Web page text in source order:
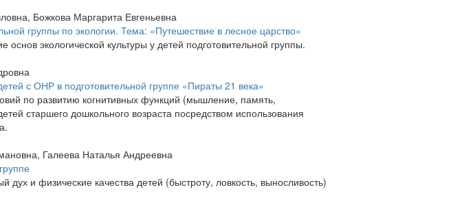
Божкова Маргарита Евгеньевна
группы по экологии. Тема: «Путешествие в лесное царство»
экологической культуры у детей подготовительной группы.
с ОНР в подготовительной группе «Пираты 21 века»
по развитию когнитивных функций (мышление, память,
старшего дошкольного возраста посредством использования
Галеева Наталья Андреевна
дух и физические качества детей (быстроту, ловкость, выносливость)